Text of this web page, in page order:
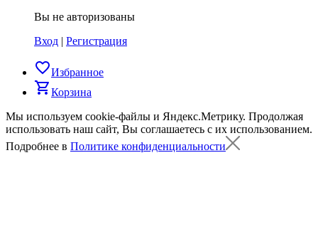
Вы не авторизованы
Вход | Регистрация
favorite_borderИзбранное
shopping_cartКорзина
Мы используем cookie-файлы и Яндекс.Метрику. Продолжая
использовать наш сайт, Вы соглашаетесь с их использованием.
Подробнее в Политике конфиденциальности